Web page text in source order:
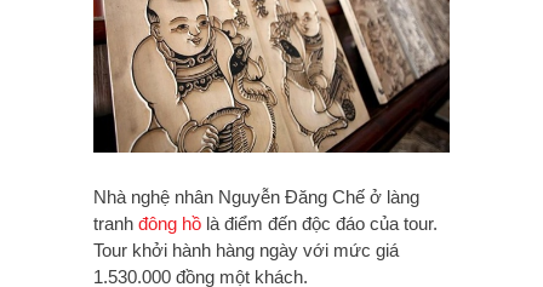
Nhà nghệ nhân Nguyễn Đăng Chế ở làng
tranh đông hồ là điểm đến độc đáo của tour.
Tour khởi hành hàng ngày với mức giá
1.530.000 đồng một khách.